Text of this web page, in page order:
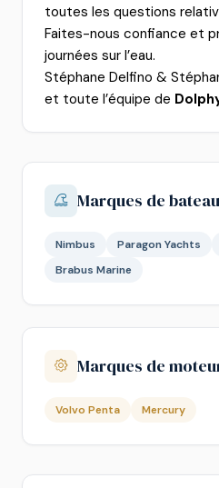
toutes les questions
Faites-nous confiance et
journées sur l’eau.
Stéphane Delfino &
et toute l’équipe de
Marques de
Nimbus Paragon Yachts
Brabus Marine
Marques de
Volvo Penta Mercury